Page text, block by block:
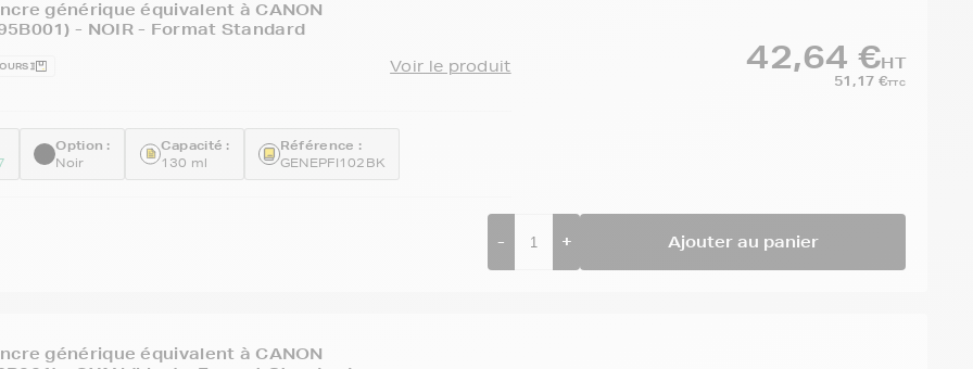
générique équivalent à CANON
- NOIR - Format Standard
Voir le produit
Option :
Noir
Capacité :
130 ml
Référence :
GENEPFI102BK
42,64 €HT
51,17 €TTC
- + Ajouter au panier
générique équivalent à CANON